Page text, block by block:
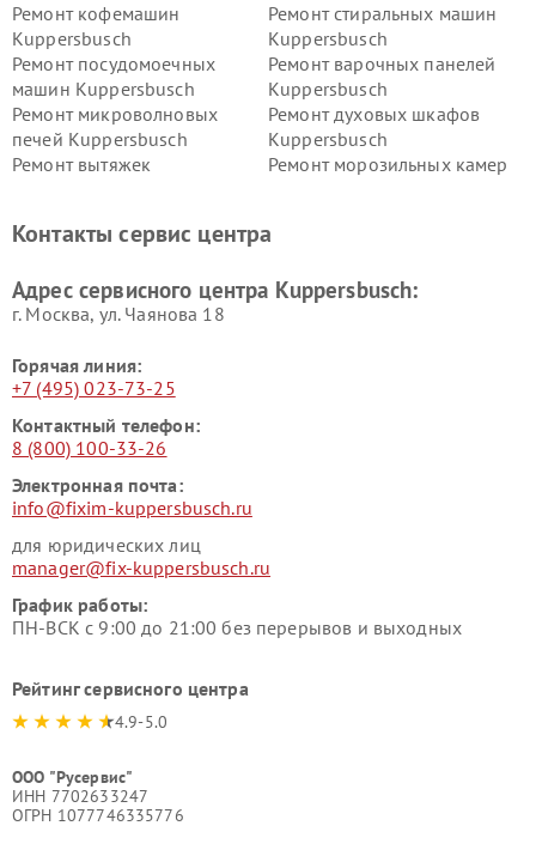
Ремонт кофемашин
Kuppersbusch
Ремонт стиральных машин
Kuppersbusch
Ремонт посудомоечных
машин Kuppersbusch
Ремонт варочных панелей
Kuppersbusch
Ремонт микроволновых
печей Kuppersbusch
Ремонт духовых шкафов
Kuppersbusch
Ремонт вытяжек
Ремонт морозильных камер
Kuppersbusch
вакуумных упаковщиков
Ремонт сушильных машин Kuppersbusch
Контакты сервис центра
Адрес сервисного центра Kuppersbusch:
г. Москва, ул. Чаянова 18
Горячая линия:
+7 (495) 023-73-25
Контактный телефон:
8 (800) 100-33-26
Электронная почта:
info@fixim-kuppersbusch.ru
для юридических лиц
manager@fix-kuppersbusch.ru
График работы:
ПН-ВСК с 9:00 до 21:00 без перерывов и выходных
Рейтинг сервисного центра
4.9-5.0
ООО "Русервис"
ИНН 7702633247
ОГРН 1077746335776